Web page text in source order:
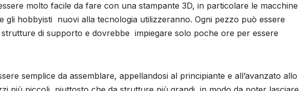
molto facile da fare con una stampante 3D, in particolare le macchine
gli hobbyisti nuovi alla tecnologia utilizzeranno. Ogni pezzo può essere
di supporto e dovrebbe impiegare solo poche ore per essere
semplice da assemblare, appellandosi al principiante e all’avanzato allo